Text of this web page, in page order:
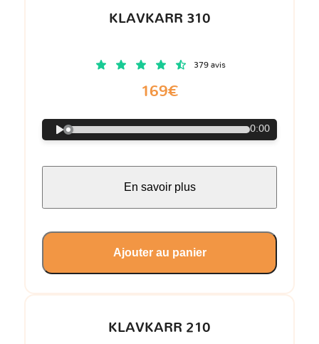
KLAVKARR 210
KLAVKARR 310
379 avis
169€
0:00
En savoir plus
Ajouter au panier